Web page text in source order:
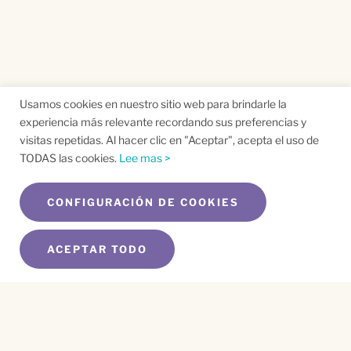
Usamos cookies en nuestro sitio web para brindarle la
experiencia más relevante recordando sus preferencias y
visitas repetidas. Al hacer clic en "Aceptar", acepta el uso de
TODAS las cookies. Lee mas >
CONFIGURACIÓN DE COOKIES
ACEPTAR TODO